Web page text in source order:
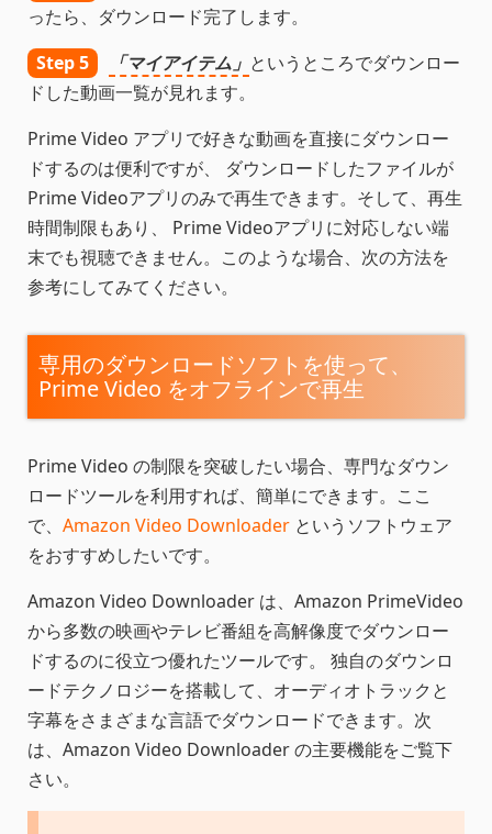
ったら、ダウンロード完了します。
Step 5
「マイアイテム」 というところでダウンロー
ドした動画一覧が見れます。
Prime Video アプリで好きな動画を直接にダウンロー
ドするのは便利ですが、 ダウンロードしたファイルが
Prime Videoアプリのみで再生できます。そして、再生
時間制限もあり、 Prime Videoアプリに対応しない端
末でも視聴できません。このような場合、次の方法を
参考にしてみてください。
専用のダウンロードソフトを使って、
Prime Video をオフラインで再生
Prime Video の制限を突破したい場合、専門なダウン
ロードツールを利用すれば、簡単にできます。ここ
で、 Amazon Video Downloader というソフトウェア
をおすすめしたいです。
Amazon Video Downloader は、Amazon PrimeVideo
から多数の映画やテレビ番組を高解像度でダウンロー
ドするのに役立つ優れたツールです。 独自のダウンロ
ードテクノロジーを搭載して、オーディオトラックと
字幕をさまざまな言語でダウンロードできます。次
は、Amazon Video Downloader の主要機能をご覧下
さい。